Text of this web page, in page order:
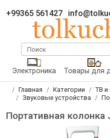
+99365 561427
Поиск
Электроника Товары для
Главная Категории
ТВ и
Звуковые устройства
Портативная